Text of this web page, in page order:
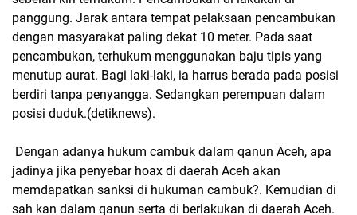
panggung. Jarak antara tempat pelaksaan pencambukan
dengan masyarakat paling dekat 10 meter. Pada saat
pencambukan, terhukum menggunakan baju tipis yang
menutup aurat. Bagi laki-laki, ia harrus berada pada posisi
berdiri tanpa penyangga. Sedangkan perempuan dalam
posisi duduk.(detiknews).
Dengan adanya hukum cambuk dalam qanun Aceh, apa
jadinya jika penyebar hoax di daerah Aceh akan
memdapatkan sanksi di hukuman cambuk?. Kemudian di
sah kan dalam qanun serta di berlakukan di daerah Aceh.